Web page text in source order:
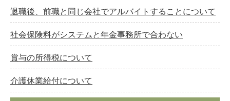
退職後、前職と同じ会社でアルバイトすることについて
社会保険料がシステムと年金事務所で合わない
賞与の所得税について
介護休業給付について